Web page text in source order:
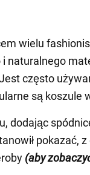
wielu
naturalnego
często
są koszule
dodając
pokazać,
(aby